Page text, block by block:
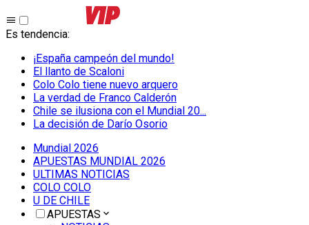
Es tendencia:
¡España campeón del mundo!
El llanto de Scaloni
Colo Colo tiene nuevo arquero
La verdad de Franco Calderón
Chile se ilusiona con el Mundial 20...
La decisión de Darío Osorio
Mundial 2026
APUESTAS MUNDIAL 2026
ULTIMAS NOTICIAS
COLO COLO
U DE CHILE
APUESTAS